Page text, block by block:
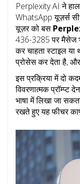
Perplexity AI ने
WhatsApp यूज़र्स
यूज़र को बस
436-3285 पर मैसेज
कर चाहता स्टाइल या
प्रोसेस कर देता है,
इस प्रक्रिया में दो
विवरणात्मक प्रॉम्प्ट
भाषा में लिखा जा
रखते हुए यह फीचर